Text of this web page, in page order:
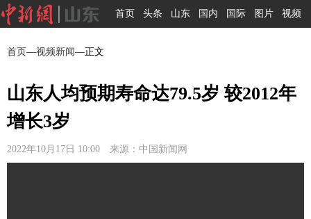
首页 头条 山东 国内 国际 图片 视频
首页—视频新闻—正文
山东人均预期寿命达79.5岁 较2012年
增长3岁
2022年10月17日 10:00 来源：中国新闻网